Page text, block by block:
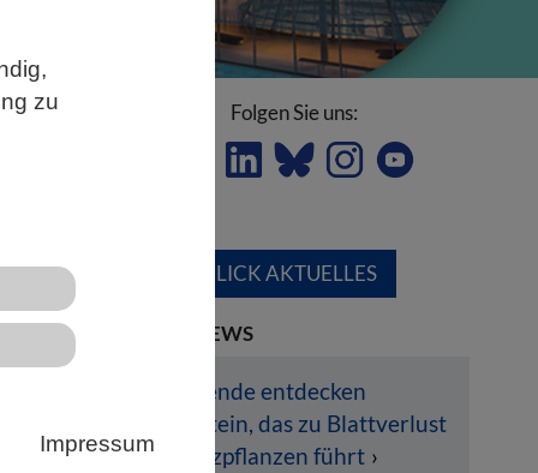
zu
Impressum
Folgen Sie uns:
ÜBERBLICK AKTUELLES
LETZTE NEWS
Forschende entdecken
Pilzprotein, das zu Blattverlust
bei Nutzpflanzen führt